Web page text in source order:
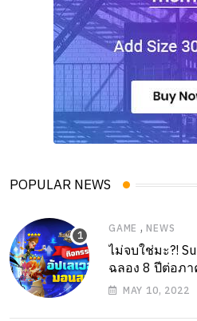
POPULAR NEWS
GAME ,NEWS
ไม่จบใช่มะ?!
ฉลอง 8 ปีต่อภา
เตอร์’ อัปเกรด
MAY 10, 2022